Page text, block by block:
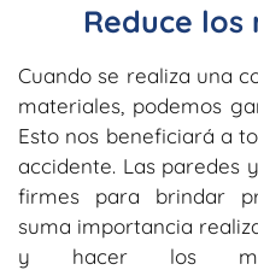
Reduce
Cuando se realiza una
materiales, podemos
Esto nos beneficiará a
accidente. Las paredes
firmes para brindar
suma importancia
y hacer los